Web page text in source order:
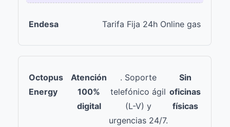
Tarifa Fija 24h Online gas
Atención
100%
digital
. Soporte
telefónico ágil
(L-V) y
urgencias 24/7.
Sin
oficinas
físicas